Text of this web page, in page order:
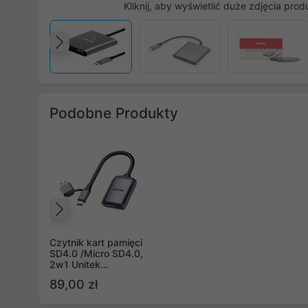
Kliknij, aby wyświetlić duże zdjęcia
Poprzedni
Podobne Produkty
Czytnik kart pamięci
SD4.0 /Micro SD4.0,
2w1 Unitek
89,00 zł